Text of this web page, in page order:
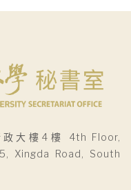
大樓4樓 4th Floor,
Xingda Road, South